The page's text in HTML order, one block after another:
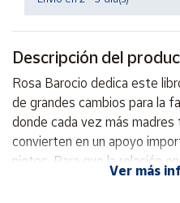
Mapa de
vendedores
Hazte
vendedor
Área
vendedor
Descripción del
Rosa Barocio dedica este
de grandes cambios para la
donde cada vez más madres
convierten en un apoyo
nietos. Para que la relación
armoniosa, ambos deben
Ver más